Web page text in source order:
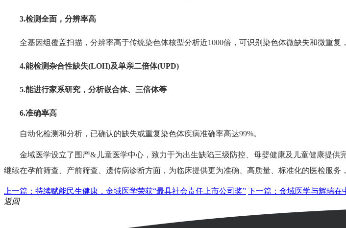
3.检测全面，分辨率高
全基因组覆盖扫描，分辨率高于传统染色体核型分析近1000倍，可识别染色体微缺失和微重复
4.能检测杂合性缺失(LOH)及单亲二倍体(UPD)
5.能进行家系研究，分析嵌合体、三倍体等
6.准确率高
自动化检测和分析，已确认的缺失或重复染色体疾病准确率高达99%。
金域医学设立了围产&儿童医学中心，致力于为出生缺陷三级防控、母婴健康及儿童健康提供
继续在孕前筛查、产前筛查、遗传病诊断方面，为临床提供更为准确、高质量、标准化的医检服务
上一篇：持续赋能民生健康，金域医学荣获“最具社会责任上市公司奖” 下一篇：金域医学与辉瑞在
返回